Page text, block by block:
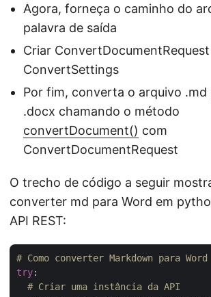
Agora, forneça o caminho do
palavra de saída
Criar
ConvertSettings
Por fim, converta o arquivo .md
.docx chamando o método
convertDocument() com
ConvertDocumentRequest
O trecho de código a seguir
converter md para Word em
API REST:
# Como converter Markdown para
try:
# Criar uma instância da API